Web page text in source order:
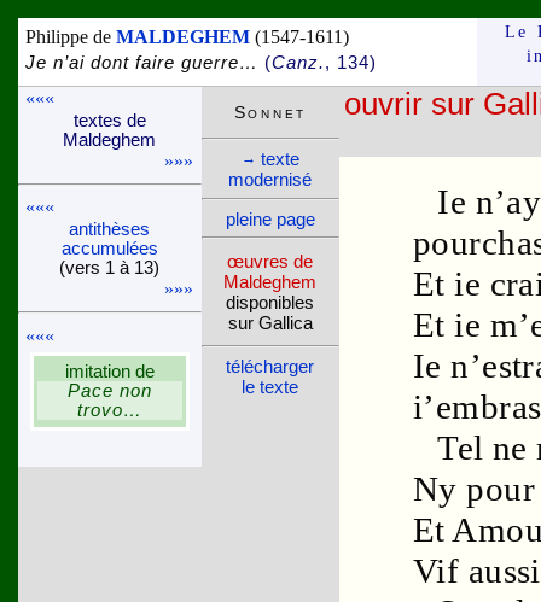
Philippe deMALDEGHEM (1547-1611)
Je n’ai dont faire guerre… (Canz., 134)
Le
«««
textes de
Malde­ghem
»»»
«««
anti­thèses
accu­mu­lées
(vers 1 à 13)
»»»
«««
imi­ta­tion de
Pace non
trovo…
ouvrir sur
Ie
Et ie
Et ie
Ie
Tel ne
Ny pour
Et
Vif
Son­net
→ texte
moder­nisé
pleine page
œuvres de
Malde­ghem
dispo­nibles
sur Gallica
télé­charger
le texte